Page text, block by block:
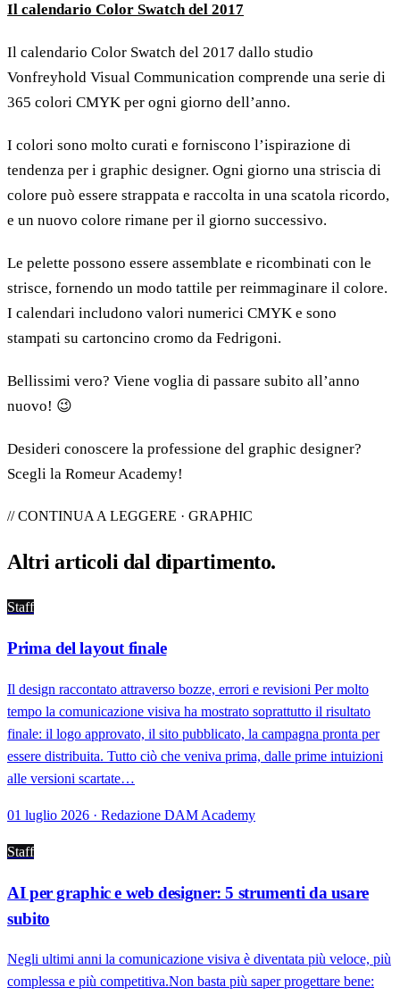
Il calendario Color Swatch del 2017
Il calendario Color Swatch del 2017 dallo studio
Vonfreyhold Visual Communication comprende una serie di
365 colori CMYK per ogni giorno dell’anno.
I colori sono molto curati e forniscono l’ispirazione di
tendenza per i graphic designer. Ogni giorno una striscia di
colore può essere strappata e raccolta in una scatola ricordo,
e un nuovo colore rimane per il giorno successivo.
Le pelette possono essere assemblate e ricombinati con le
strisce, fornendo un modo tattile per reimmaginare il colore.
I calendari includono valori numerici CMYK e sono
stampati su cartoncino cromo da Fedrigoni.
Bellissimi vero? Viene voglia di passare subito all’anno
nuovo! 😉
Desideri conoscere la professione del graphic designer?
Scegli la Romeur Academy!
// CONTINUA A LEGGERE · GRAPHIC
Altri articoli dal dipartimento.
Staff
Prima del layout finale
Il design raccontato attraverso bozze, errori e revisioni Per molto
tempo la comunicazione visiva ha mostrato soprattutto il risultato
finale: il logo approvato, il sito pubblicato, la campagna pronta per
essere distribuita. Tutto ciò che veniva prima, dalle prime intuizioni
alle versioni scartate…
01 luglio 2026 · Redazione DAM Academy
Staff
AI per graphic e web designer: 5 strumenti da usare
subito
Negli ultimi anni la comunicazione visiva è diventata più veloce, più
complessa e più competitiva.Non basta più saper progettare bene: